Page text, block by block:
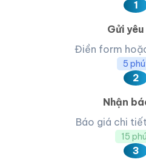
1
Gửi
Điền form
5
2
Nhận
Báo giá chi
15
3